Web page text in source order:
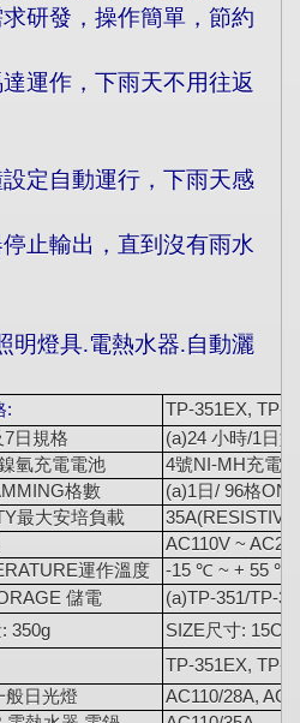
研發，操作簡單，節約
運作，下雨天不用往返
定自動運行，下雨天感
止輸出，直到沒有雨水
明燈具.電熱水器.自動灑
:
TP-351EX, TP-
7日規格 (a)24 小時/1日型
氫充電電池 4號NI-MH充電
格數 (a)1日/ 96格ON/
最大安培負載 35A
AC110V ~
運作溫度 -15 ℃ ~ + 55 ℃
儲電
(a)TP-351/TP-
: 350g SIZE尺寸:
TP-351EX, TP-
般日光燈
AC110/28A,